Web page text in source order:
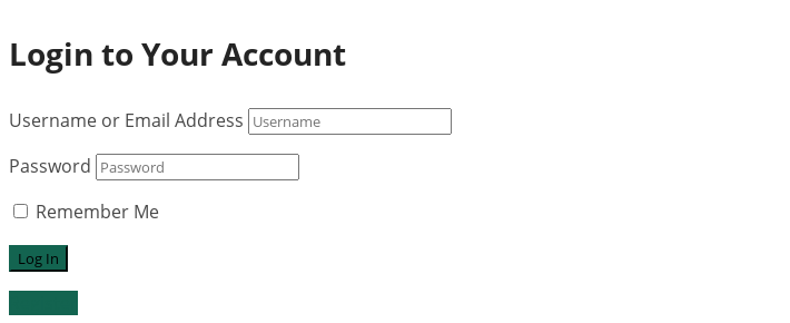
Login to Your Account
Username or Email Address
Password
Remember Me